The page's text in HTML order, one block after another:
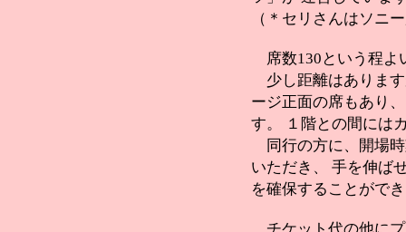
（＊セリさんはソニ
席数130という程よ
少し距離はありま
ージ正面の席もあり
す。 １階との間には
同行の方に、開場
いただき、 手を伸ば
を確保することがで